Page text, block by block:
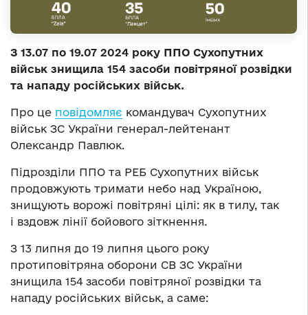
З 13.07 по 19.07 2024 року ППО Сухопутних
військ знищила 154 засоби повітряної розвідки
та нападу російських військ.
Про це повідомляє командувач Сухопутних
військ ЗС України генерал-лейтенант
Олександр Павлюк.
Підрозділи ППО та РЕБ Сухопутних військ
продовжують тримати небо над Україною,
знищують ворожі повітряні цілі: як в тилу, так
і вздовж лінії бойового зіткнення.
З 13 липня до 19 липня цього року
протиповітряна оборони СВ ЗС України
знищила 154 засоби повітряної розвідки та
нападу російських військ, а саме: